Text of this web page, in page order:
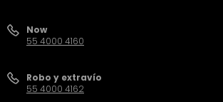
Now
55 4000 4160
Robo y extravío
55 4000 4162